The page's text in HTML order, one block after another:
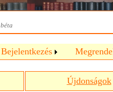
béta
Bejelentkezés
Újdonságok